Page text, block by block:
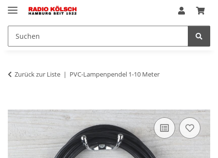
Zurück zur Liste PVC-Lampenpendel 1-10 Meter